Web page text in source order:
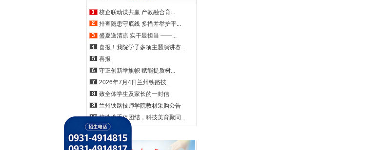
校企联动谋共赢 产教融合育...
排查隐患守底线 多措并举护平...
盛夏送清凉 实干显担当 ——...
喜报！我院学子多项主题演讲赛...
喜报
守正创新举旗帜 赋能提质树...
2026年7月4日兰州铁路技...
致全体学生及家长的一封信
兰州铁路技师学院教材采购公告
校地携手促团结，科技美育聚同...